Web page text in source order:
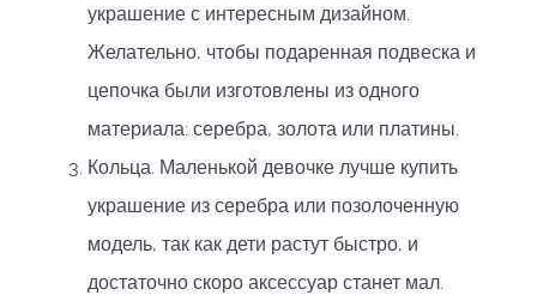
украшение с интересным дизайном.
Желательно, чтобы подаренная подвеска и
цепочка были изготовлены из одного
материала: серебра, золота или платины.
Кольца. Маленькой девочке лучше купить
украшение из серебра или позолоченную
модель, так как дети растут быстро, и
достаточно скоро аксессуар станет мал.